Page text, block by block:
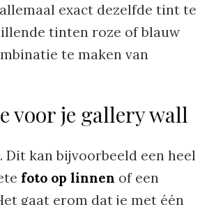
exact dezelfde tint te
tinten roze of blauw
te maken van
voor je gallery wall
kan bijvoorbeeld een heel
foto op linnen of een
gaat erom dat je met één